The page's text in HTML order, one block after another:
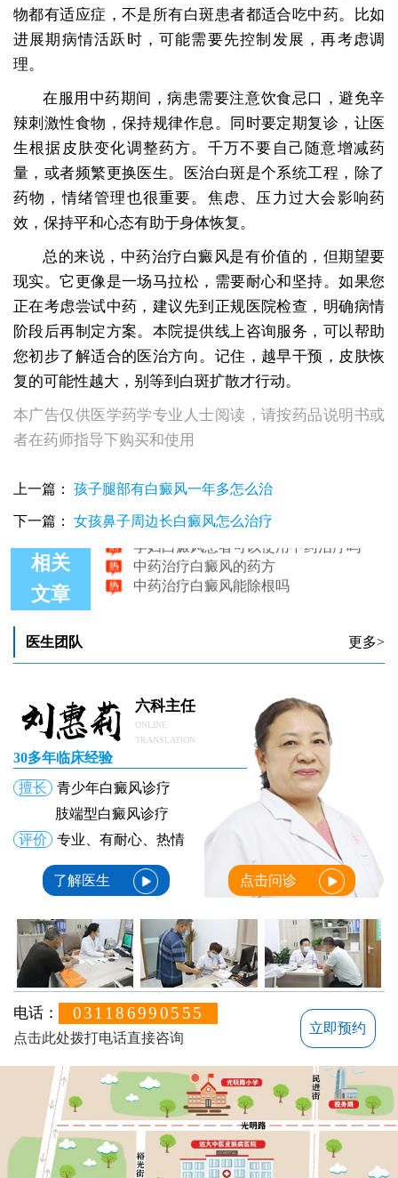
物都有适应症，不是所有白斑患者都适合吃中药。比如
进展期病情活跃时，可能需要先控制发展，再考虑调
理。
在服用中药期间，病患需要注意饮食忌口，避免辛
辣刺激性食物，保持规律作息。同时要定期复诊，让医
生根据皮肤变化调整药方。千万不要自己随意增减药
量，或者频繁更换医生。医治白斑是个系统工程，除了
药物，情绪管理也很重要。焦虑、压力过大会影响药
效，保持平和心态有助于身体恢复。
总的来说，中药治疗白癜风是有价值的，但期望要
现实。它更像是一场马拉松，需要耐心和坚持。如果您
正在考虑尝试中药，建议先到正规医院检查，明确病情
阶段后再制定方案。本院提供线上咨询服务，可以帮助
您初步了解适合的医治方向。记住，越早干预，皮肤恢
复的可能性越大，别等到白斑扩散才行动。
本广告仅供医学药学专业人士阅读，请按药品说明书或
者在药师指导下购买和使用
上一篇： 孩子腿部有白癜风一年多怎么治
下一篇： 女孩鼻子周边长白癜风怎么治疗
相关
文章
医师讲说：白癜风病发该怎样治疗白癜风的患者可以用中药治疗吗
中药治疗白癜风的医院哪家好
孕妇白癜风患者可以使用中药治疗吗
中药治疗白癜风的药方
中药治疗白癜风能除根吗
医生团队 更多>
六科主任
ONLINE
TRANSLATION
30多年临床经验
擅长
青少年白癜风诊疗
肢端型白癜风诊疗
评价
专业、有耐心、热情
了解医生 点击问诊
电话： 031186990555
点击此处拨打电话直接咨询
立即预约